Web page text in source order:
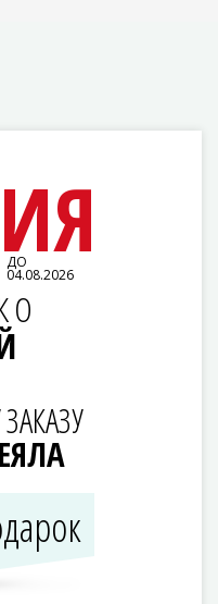
ДО
04.08.2026